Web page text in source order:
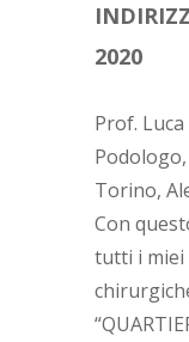
2020
Prof.
Torino,
Con
tutti i miei